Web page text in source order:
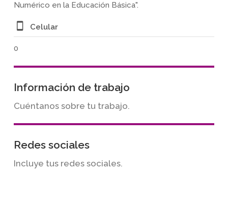
Numérico en la Educación Básica".
Celular
0
Información de trabajo
Cuéntanos sobre tu trabajo.
Redes sociales
Incluye tus redes sociales.